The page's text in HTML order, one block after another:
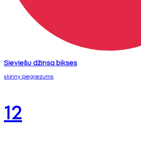
Sieviešu džinsa bikses
skinny piegriezums
12